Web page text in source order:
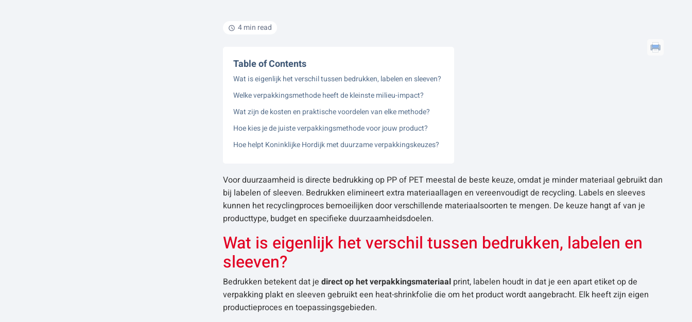
4 min read
Table of Contents
Wat is eigenlijk het verschil tussen bedrukken, labelen en sleeven?
Welke verpakkingsmethode heeft de kleinste milieu-impact?
Wat zijn de kosten en praktische voordelen van elke methode?
Hoe kies je de juiste verpakkingsmethode voor jouw product?
Hoe helpt Koninklijke Hordijk met duurzame verpakkingskeuzes?
Voor duurzaamheid is directe bedrukking op PP of PET meestal de beste keuze, omdat je minder materiaal gebruikt dan
bij labelen of sleeven. Bedrukken elimineert extra materiaallagen en vereenvoudigt de recycling. Labels en sleeves
kunnen het recyclingproces bemoeilijken door verschillende materiaalsoorten te mengen. De keuze hangt af van je
producttype, budget en specifieke duurzaamheidsdoelen.
Wat is eigenlijk het verschil tussen bedrukken, labelen en
sleeven?
Bedrukken betekent dat jedirect op het verpakkingsmateriaal print, labelen houdt in dat je een apart etiket op de
verpakking plakt en sleeven gebruikt een heat-shrinkfolie die om het product wordt aangebracht. Elk heeft zijn eigen
productieproces en toepassingsgebieden.